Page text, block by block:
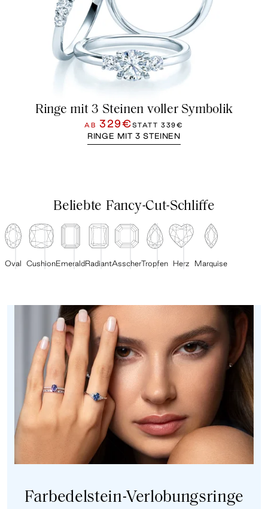
Ringe mit 3 Steinen voller Symbolik
AB 329€STATT339€
RINGE MIT 3 STEINEN
Beliebte Fancy-Cut-Schliffe
Oval CushionEmeraldRadiantAsscherTropfen Herz Marquise
Farbedelstein-Verlobungsringe